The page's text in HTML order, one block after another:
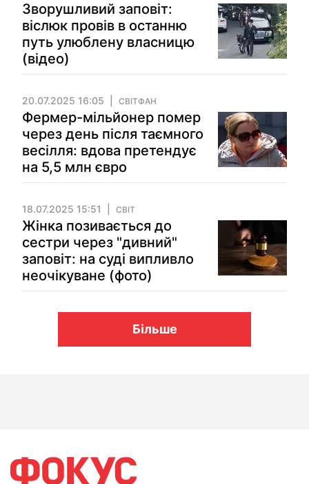
Зворушливий заповіт:
віслюк провів в останню
путь улюблену власницю
(відео)
20.07.2025 16:05 СВІТФАН
Фермер-мільйонер помер
через день після таємного
весілля: вдова претендує
на 5,5 млн євро
18.07.2025 15:51 СВІТ
Жінка позивається до
сестри через "дивний"
заповіт: на суді випливло
неочікуване (фото)
Більше